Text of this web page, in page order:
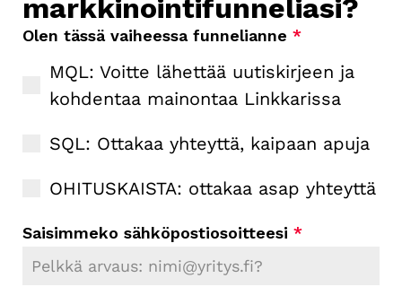
markkinointifunneliasi?
Olen tässä vaiheessa funnelianne *
MQL: Voitte lähettää uutiskirjeen ja
kohdentaa mainontaa Linkkarissa
SQL: Ottakaa yhteyttä, kaipaan apuja
OHITUSKAISTA: ottakaa asap yhteyttä
Saisimmeko sähköpostiosoitteesi *